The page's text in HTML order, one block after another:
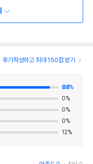
후기작성하고 최대 150점 받기
88%
0%
0%
0%
12%